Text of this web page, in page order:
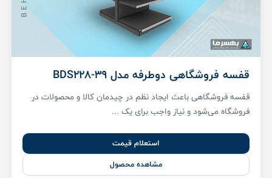
قفسه فروشگاهی دوطرفه مدل BDS228-39
قفسه فروشگاهی باعث ایجاد نظم در چیدمان کالا و محصولات در
فروشگاه می‌شود و نیاز واجب برای یک ...
استعلام قیمت
مشاهده محصول